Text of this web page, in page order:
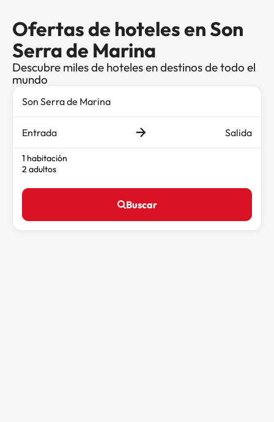
Ofertas de hoteles en Son
Serra de Marina
Descubre miles de hoteles en destinos de todo el
mundo
Entrada Salida
1 habitación
2 adultos
Buscar